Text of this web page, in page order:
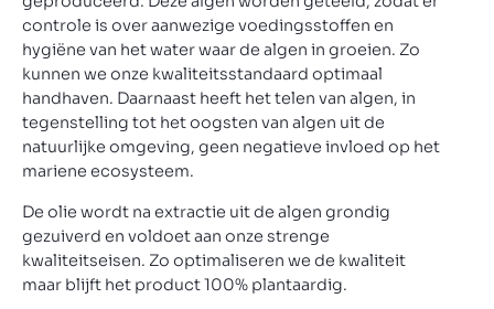
controle is over aanwezige voedingsstoffen en
hygiëne van het water waar de algen in groeien. Zo
kunnen we onze kwaliteitsstandaard optimaal
handhaven. Daarnaast heeft het telen van algen, in
tegenstelling tot het oogsten van algen uit de
natuurlijke omgeving, geen negatieve invloed op het
mariene ecosysteem.
De olie wordt na extractie uit de algen grondig
gezuiverd en voldoet aan onze strenge
kwaliteitseisen. Zo optimaliseren we de kwaliteit
maar blijft het product 100% plantaardig.